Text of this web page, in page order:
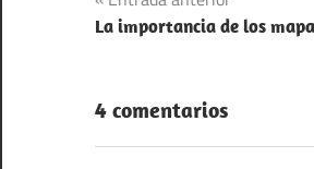
de
entradas
La importancia de los
4 comentarios